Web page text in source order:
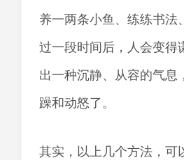
养一两条小鱼、练练书法
过一段时间后，人会变得
出一种沉静、从容的气息
躁和动怒了。
其实，以上几个方法，可